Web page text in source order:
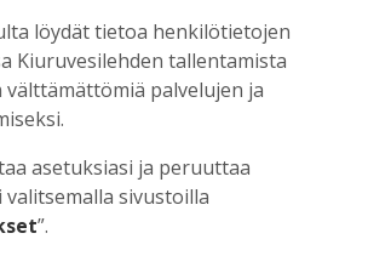
juhlisti T13-joukkueensa
Wasa Footballcupin
Grof
löydät tietoa henkilötietojen
Kiuruvesilehden tallentamista
palvelujen ja
asetuksiasi ja peruuttaa
sivustoilla
”.